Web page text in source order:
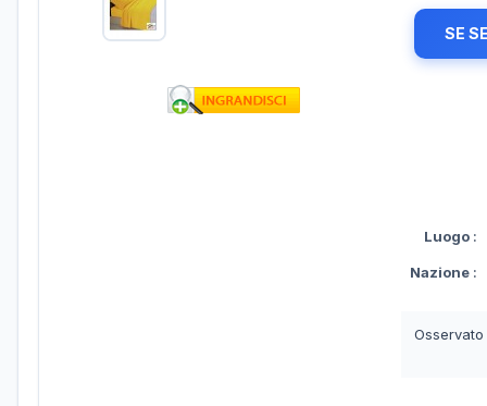
SE
Luogo :
Nazione :